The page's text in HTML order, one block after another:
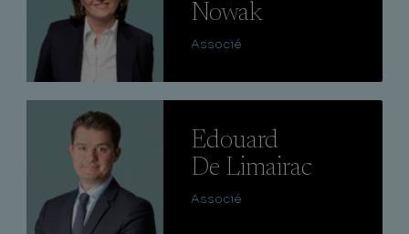
Nowak
Associé
Edouard
De Limairac
Associé